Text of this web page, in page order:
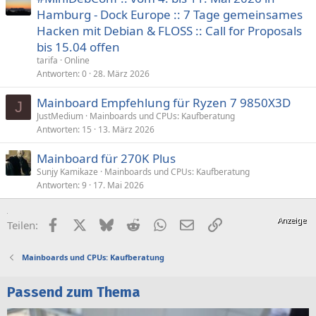
Hamburg - Dock Europe :: 7 Tage gemeinsames
Hacken mit Debian & FLOSS :: Call for Proposals
bis 15.04 offen
tarifa Online
Antworten 0 28. März 2026
J Mainboard Empfehlung für Ryzen 7 9850X3D
JustMedium Mainboards und CPUs: Kaufberatung
Antworten 15 13. März 2026
Mainboard für 270K Plus
Sunjy Kamikaze
Mainboards und CPUs: Kaufberatung
Antworten 9 17. Mai 2026
Teilen: FacebookX (Twitter)
BlueskyRedditWhatsApp
E-MailLink
Mainboards und CPUs: Kaufberatung
Passend zum Thema